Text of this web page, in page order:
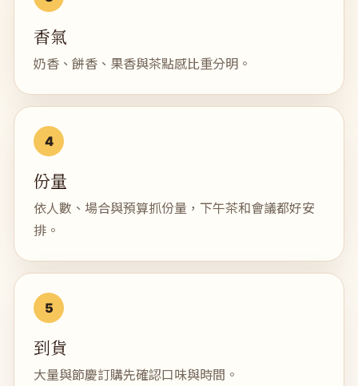
香氣
奶香、餅香、果香與茶點感比重分明。
份量
依人數、場合與預算抓份量，下午茶和會議都好安
排。
到貨
大量與節慶訂購先確認口味與時間。